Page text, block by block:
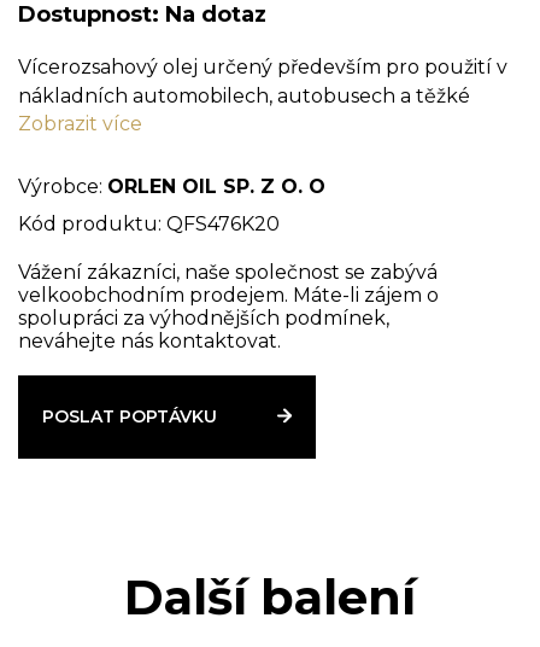
Dostupnost: Na dotaz
Zobrazit více
Vícerozsahový olej určený především pro použití v
nákladních automobilech, autobusech a těžké
technice se
Ručím:
Ochrana motoru v nejkritičtějším okamžiku
provozu, při studeném startu,
Udržování motoru během provozu v čistotě,
Zachování vysokých mazacích vlastností mezi
Mercedes-Benz 228.1
Výrobce: ORLEN OIL SP. Z O. O
Kód produktu: QFS476K20
Vážení zákazníci, naše společnost se zabývá
velkoobchodním prodejem. Máte-li zájem o
spolupráci za výhodnějších podmínek,
neváhejte nás kontaktovat.
POSLAT POPTÁVKU
Další balení